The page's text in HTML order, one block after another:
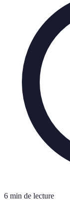
6 min de lecture